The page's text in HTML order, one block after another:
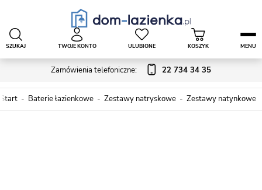
Zamówienia telefoniczne: 22 734 34 35
SZUKAJ TWOJE KONTO ULUBIONE KOSZYK MENU
Start Baterie łazienkowe Zestawy natryskowe Zestawy natynkowe